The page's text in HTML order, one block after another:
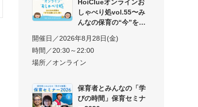
HoiClueオンラインお
しゃべり処vol.55〜み
んなの保育の“今”を交
開催日／2026年8月28日(金)
時間／20:30～22:00
場所／オンライン
保育者とみんなの「学
びの時間」保育セミナ